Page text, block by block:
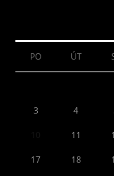
PO ÚT
3 4
11
17 18